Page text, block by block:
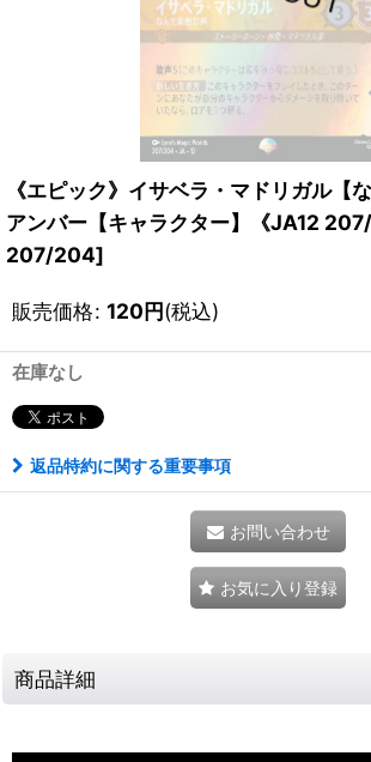
《エピック》イサベラ・マドリガル【
アンバー【キャラクター】《JA12
207/204]
販売価格: 120円(税込)
在庫なし
返品特約に関する重要事項
お問い合わせ
お気に入り登録
商品詳細